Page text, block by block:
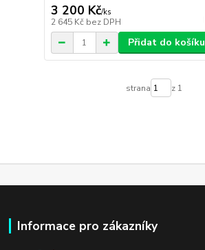
3 200 Kč/ks
2 645 Kč bez DPH
Přidat do košíku
strana z 1
Informace pro zákazníky